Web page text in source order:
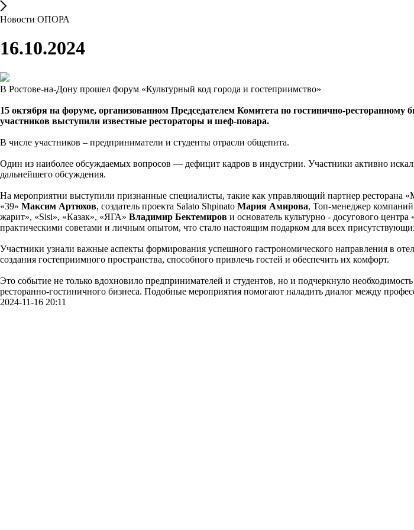
Новости ОПОРА
16.10.2024
В Ростове-на-Дону прошел форум «Культурный код города и гостеприимство»
15 октября на форуме, организованном Председателем Комитета по гостинично-
участников выступили известные рестораторы и шеф-повара.
В числе участников – предприниматели и студенты отрасли общепита.
Один из наиболее обсуждаемых вопросов — дефицит кадров в индустрии. Участники активно
дальнейшего обсуждения.
На мероприятии выступили признанные специалисты, такие как управляющий партнер ресторана
«39» Максим Артюхов, создатель проекта Salato Shpinato Мария Амирова, Топ-менеджер
жарит», «Sisi», «Казак», «ЯГА» Владимир Бектемиров и основатель культурно - досугового
практическими советами и личным опытом, что стало настоящим подарком для всех
Участники узнали важные аспекты формирования успешного гастрономического направления в
создания гостеприимного пространства, способного привлечь гостей и обеспечить их комфорт.
Это событие не только вдохновило предпринимателей и студентов, но и подчеркнуло
ресторанно-гостиничного бизнеса. Подобные мероприятия помогают наладить диалог между
2024-11-16 20:11